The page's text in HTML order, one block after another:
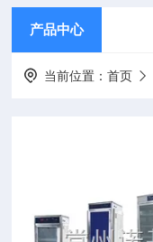
产品中心
当前位置：首页